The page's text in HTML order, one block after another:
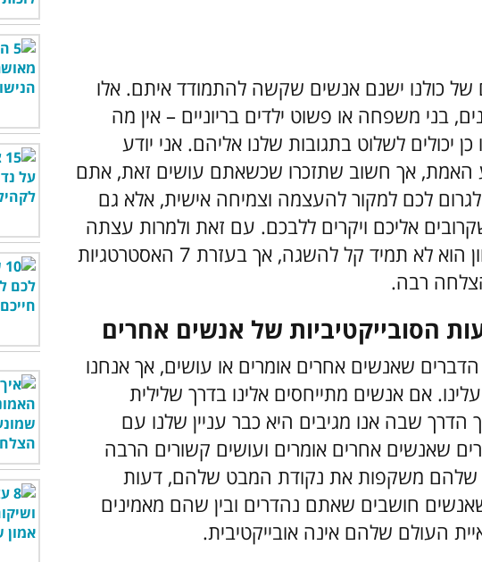
של כולנו ישנם אנשים שקשה להתמודד איתם. אלו
בני משפחה או פשוט ילדים בריוניים – אין מה
יכולים לשלוט בתגובות שלנו אליהם. אני יודע
האמת, אך חשוב שתזכרו שכשאתם עושים זאת, אתם
לכם למקור להעצמה וצמיחה אישית, אלא גם
אליכם ויקרים ללבכם. עם זאת ולמרות עצתה
החכמה של סבתי המנוחה, הניצחון הוא לא תמיד קל להשגה, אך בעזרת 7 האסטרטגיות
רבה.
הדברים שאנשים אחרים אומרים או עושים, אך אנחנו
אם אנשים מתייחסים אלינו בדרך שלילית
שבה אנו מגיבים היא כבר עניין שלנו עם
שאנשים אחרים אומרים ועושים קשורים הרבה
שלהם משקפות את נקודת המבט שלהם, דעות
שאנשים חושבים שאתם נהדרים ובין שהם מאמינים
העולם שלהם אינה אובייקטיבית.